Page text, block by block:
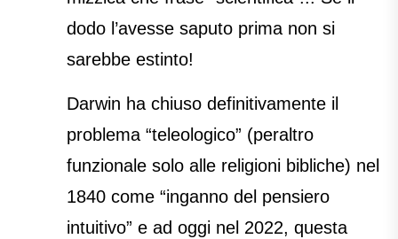
dodo l’avesse saputo prima non si
sarebbe estinto!
Darwin ha chiuso definitivamente il
problema “teleologico” (peraltro
funzionale solo alle religioni bibliche) nel
1840 come “inganno del pensiero
intuitivo” e ad oggi nel 2022, questa